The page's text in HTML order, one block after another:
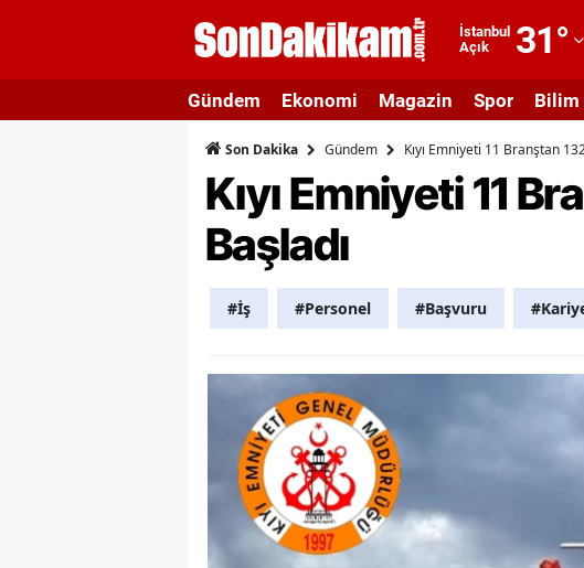
İstanbul
Açık
31°
Adıyaman
Ankara
Bingöl
Gündem Ekonomi Magazin Spor Bilim
Son Dakika Gündem Kıyı Emniyeti 11 Branştan
Kıyı Emniyeti 11
Başladı
#İş #Personel #Başvuru